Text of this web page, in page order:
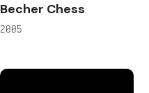
Becher Chess
2005